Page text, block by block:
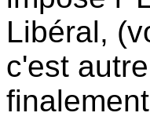
Libéral,
c'est